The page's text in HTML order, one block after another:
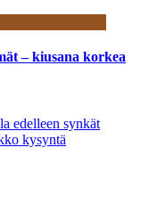
– kiusana korkea
edelleen synkät
kysyntä